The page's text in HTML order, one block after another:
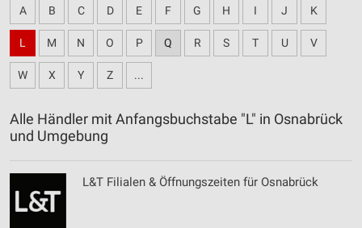
A B C D E F G H I J K
L M N O P Q R S T U V
W X Y Z ...
Alle Händler mit Anfangsbuchstabe "L" in Osnabrück
und Umgebung
L&T Filialen & Öffnungszeiten für Osnabrück